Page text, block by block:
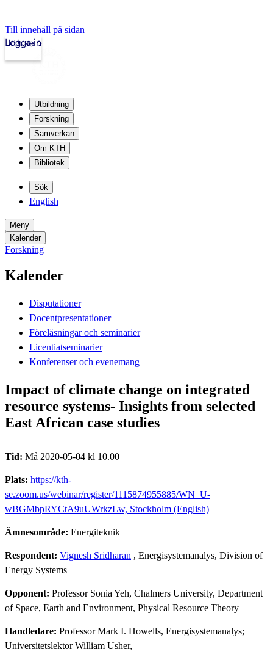
Till innehåll på sidan
kth.se
Logga in
Utbildning
Forskning
Samverkan
Om KTH
Bibliotek
Sök
English
Meny
Kalender
Forskning
Kalender
Disputationer
Docentpresentationer
Föreläsningar och seminarier
Licentiatseminarier
Konferenser och evenemang
Impact of climate change on integrated
resource systems- Insights from selected
East African case studies
Tid: Må 2020-05-04 kl 10.00
Plats: https://kth-
se.zoom.us/webinar/register/1115874955885/WN_U-
wBGMbpRYCtA9uUWrkzLw, Stockholm (English)
Ämnesområde: Energiteknik
Respondent: Vignesh Sridharan , Energisystemanalys, Division of
Energy Systems
Opponent: Professor Sonia Yeh, Chalmers University, Department
of Space, Earth and Environment, Physical Resource Theory
Handledare: Professor Mark I. Howells, Energisystemanalys;
Universitetslektor William Usher,